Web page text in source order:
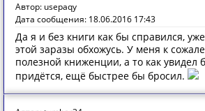
Автор: usepaqy
Дата сообщения: 18.06.2016 17:43
Да я и без книги как бы справился,
этой заразы обхожусь. У меня к
полезной книженции, а то как увидел
придётся, ещё быстрее бы бросил.